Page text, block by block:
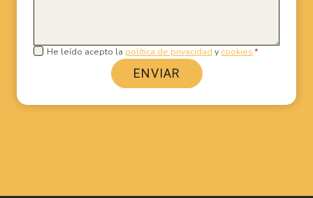
He leído acepto la política de privacidad y cookies *
ENVIAR